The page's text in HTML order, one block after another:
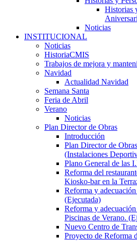
Historias
Noticias
INSTITUCIONAL
Noticias
HistoriaCMIS
Trabajos de mejora y
Navidad
Actualidad Navidad
Semana Santa
Feria de Abril
Verano
Noticias
Plan Director de Obras
Introducción
Plan Director de
(Instalaciones
Plano General de las
Reforma del
Kiosko-bar en la
Reforma y
(Ejecutada)
Reforma y
Piscinas de Verano.
Nuevo Centro de
Proyecto de Reforma